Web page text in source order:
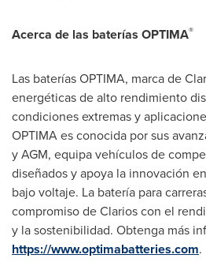
Acerca de las baterías OPTIMA®
Las baterías OPTIMA, marca de
energéticas de alto rendimiento
condiciones extremas y
OPTIMA es conocida por sus
y AGM, equipa vehículos de
diseñados y apoya la innovación
bajo voltaje. La batería para
compromiso de Clarios con el
y la sostenibilidad. Obtenga más
https://www.optimabatteries.com.